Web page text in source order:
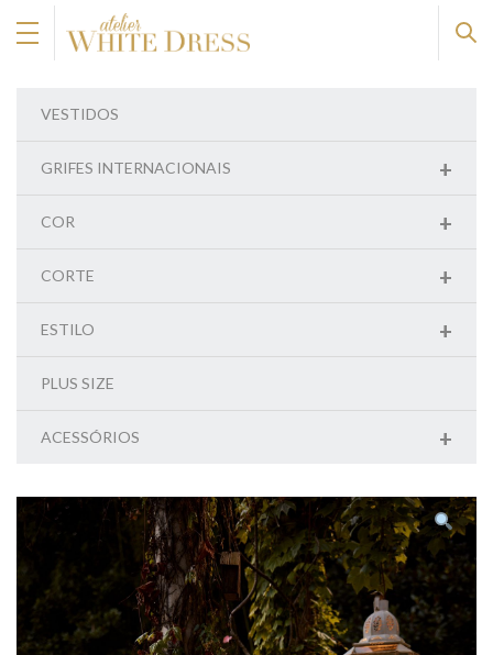
VESTIDOS
+
GRIFES INTERNACIONAIS
+
COR
+
CORTE
+
ESTILO
PLUS SIZE
+
ACESSÓRIOS